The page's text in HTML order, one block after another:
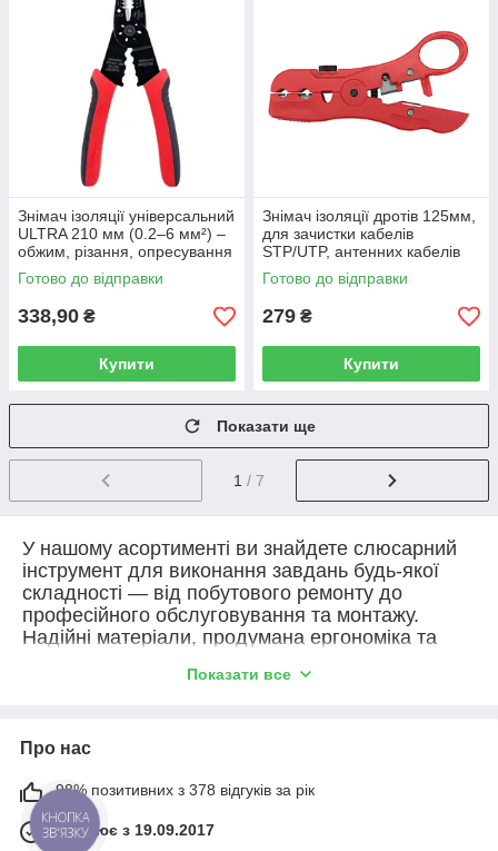
Знімач ізоляції універсальний
ULTRA 210 мм (0.2–6 мм²) –
обжим, різання, опресування
(4371112)
Готово до відправки
338,90 ₴
Купити
Знімач ізоляції дротів 125мм,
для зачистки кабелів
STP/UTP, антенних кабелів
RG59, RG6, RG7, RG11,
різання дротів Yato YT-22760
Готово до відправки
279 ₴
Купити
Показати ще
1 / 7
У нашому асортименті ви знайдете слюсарний
інструмент для виконання завдань будь-якої
складності — від побутового ремонту до
професійного обслуговування та монтажу.
Надійні матеріали, продумана ергономіка та
служби і комфорт у роботі. Підходить для
домашніх майстрів. Зручна комплектація і
необхідний інструмент під конкретні задачі без
переплат. Обирайте перевірені рішення для
точної, безпечної та ефективної роботи.
Показати все
Про нас
98% позитивних з 378 відгуків за рік
Працює з 19.09.2017
КНОПКА
ЗВ'ЯЗКУ